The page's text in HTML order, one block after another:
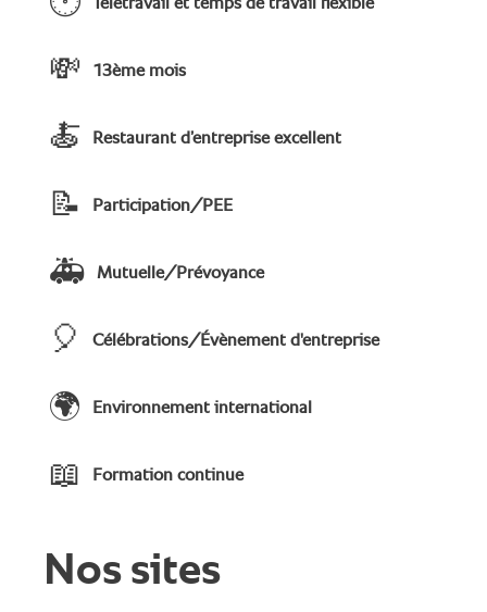
Télétravail et temps de travail flexible
💸 13ème mois
🍝 Restaurant d’entreprise excellent
📝 Participation/PEE
🚑 Mutuelle/Prévoyance
🎈 Célébrations/Évènement d'entreprise
🌍 Environnement international
📖 Formation continue
Nos sites